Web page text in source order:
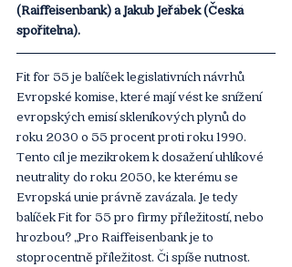
(Raiffeisenbank) a Jakub Jeřábek (Česká
spořitelna).
Fit for 55 je balíček legislativních návrhů
Evropské komise, které mají vést ke snížení
evropských emisí skleníkových plynů do
roku 2030 o 55 procent proti roku 1990.
Tento cíl je mezikrokem k dosažení uhlíkové
neutrality do roku 2050, ke kterému se
Evropská unie právně zavázala. Je tedy
balíček Fit for 55 pro firmy příležitostí, nebo
hrozbou? „Pro Raiffeisenbank je to
stoprocentně příležitost. Či spíše nutnost.